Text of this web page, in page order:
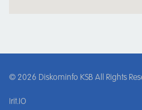
© 2026 Diskominfo KSB All Rights
Irit.IO